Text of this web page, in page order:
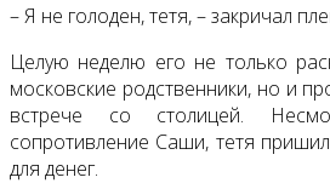
– Я не голоден, тетя, – закричал
Целую неделю его не только
московские родственники, но и
встрече со столицей.
сопротивление Саши, тетя
для денег.